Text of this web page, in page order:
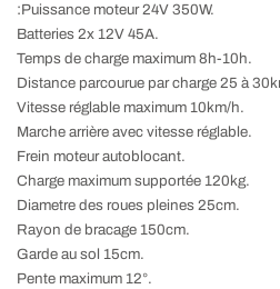
:Puissance moteur 24V 350W.
Batteries 2x 12V 45A.
Temps de charge maximum 8h-10h.
Distance parcourue par charge 25 à
Vitesse réglable maximum 10km/h.
Marche arrière avec vitesse réglable.
Frein moteur autoblocant.
Charge maximum supportée 120kg.
Diametre des roues pleines 25cm.
Rayon de bracage 150cm.
Garde au sol 15cm.
Pente maximum 12°.